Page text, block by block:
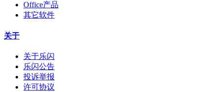
Office产品
其它软件
关于
关于乐闪
乐闪公告
投诉举报
许可协议